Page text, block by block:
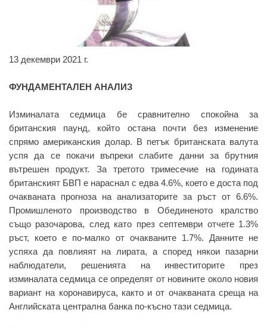
13 декември 2021 г.
ФУНДАМЕНТАЛЕН АНАЛИЗ
Изминалата седмица бе сравнително спокойна за
британския паунд, който остана почти без изменение
спрямо американския долар. В петък британската валута
успя да се покачи въпреки слабите данни за брутния
вътрешен продукт. За третото тримесечие на годината
британският БВП е нараснал с едва 4.6%, което е доста под
очакваната прогноза на анализаторите за ръст от 6.6%.
Промишленото производство в Обединеното кралство
също разочарова, след като през септември отчете 1.3%
ръст, което е по-малко от очакваните 1.7%. Данните не
успяха да повлияят на лирата, а според някои пазарни
наблюдатели, решенията на инвеститорите през
изминалата седмица се определят от новините около новия
вариант на коронавируса, както и от очакваната среща на
Английската централна банка по-късно тази седмица.